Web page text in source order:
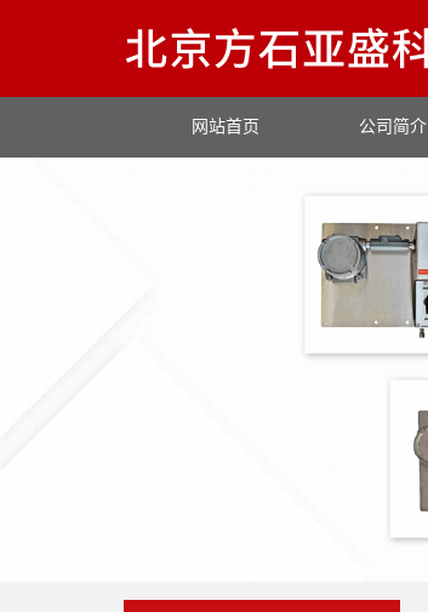
网站首页 公司简介